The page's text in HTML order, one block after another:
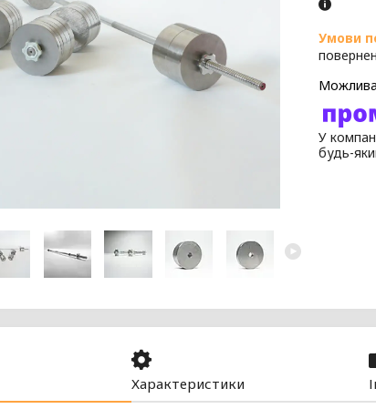
У
будь-
Характеристики